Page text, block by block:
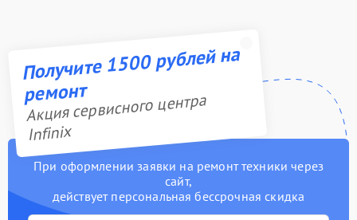
Получите 1500 рублей на
ремонт
Акция сервисного центра
Infinix
При оформлении заявки на ремонт техники через
сайт,
действует персональная бессрочная скидка